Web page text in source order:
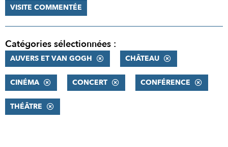
VISITE COMMENTÉE
Catégories sélectionnées :
AUVERS ET VAN GOGH CHÂTEAU
CINÉMA CONCERT CONFÉRENCE
THÉÂTRE